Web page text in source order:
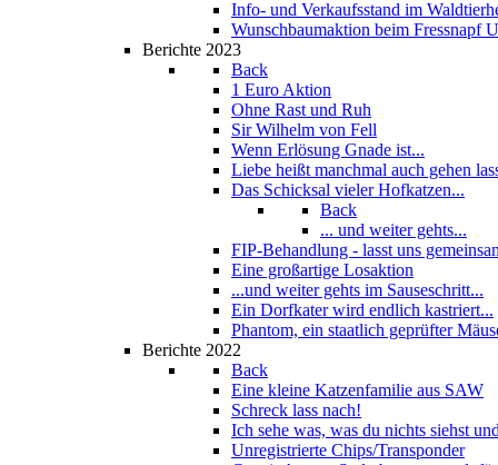
Info- und Verkaufsstand im
Wunschbaumaktion beim Fressnapf
Berichte 2023
Back
1 Euro Aktion
Ohne Rast und Ruh
Sir Wilhelm von Fell
Wenn Erlösung Gnade ist...
Liebe heißt manchmal auch gehen
Das Schicksal vieler Hofkatzen...
Back
... und weiter gehts...
FIP-Behandlung - lasst uns
Eine großartige Losaktion
...und weiter gehts im Sauseschritt...
Ein Dorfkater wird endlich kastriert...
Phantom, ein staatlich geprüfter
Berichte 2022
Back
Eine kleine Katzenfamilie aus SAW
Schreck lass nach!
Ich sehe was, was du nichts siehst
Unregistrierte Chips/Transponder